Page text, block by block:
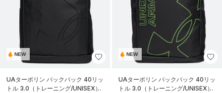
NEW
UAターポリン バックパック 40リッ
トル 3.0（トレーニング/UNISEX）
NEW
UAターポリン バックパック 40リッ
トル 3.0（トレーニング/UNISEX）